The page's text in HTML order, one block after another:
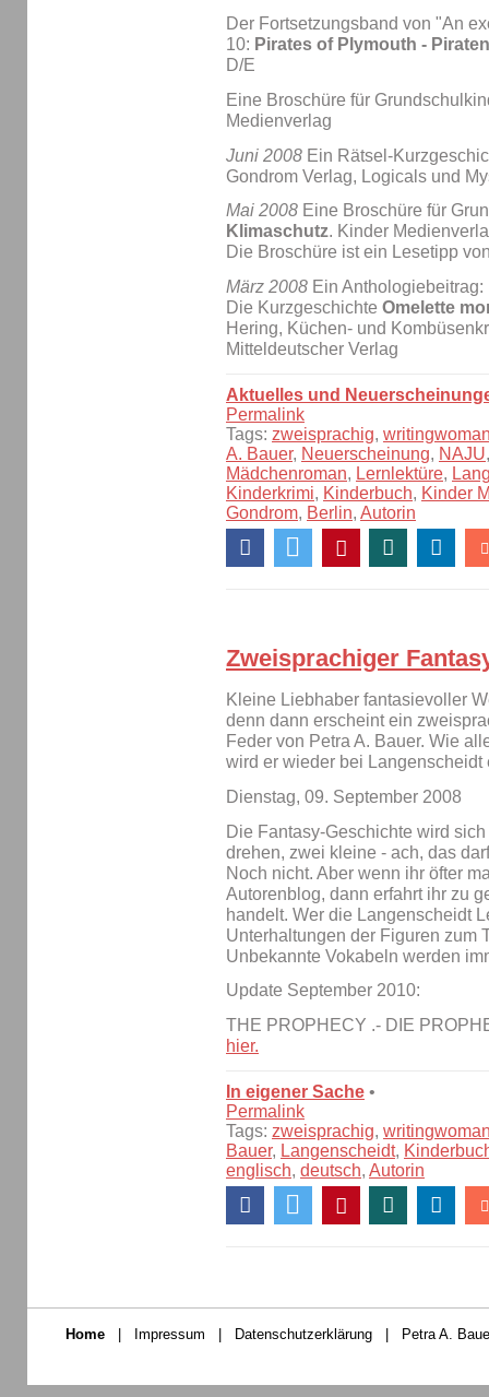
Der Fortsetzungsband von "An
10: Pirates of Plymouth -
D/E
Eine Broschüre für
Medienverlag
Juni 2008 Ein Rätsel-
Gondrom Verlag, Logicals und
Mai 2008 Eine Broschüre für
Klimaschutz. Kinder
Die Broschüre ist ein Lesetipp
März 2008 Ein Anthologiebeitrag:
Die Kurzgeschichte Omelette
Hering, Küchen- und
Mitteldeutscher Verlag
Aktuelles und
Permalink
Tags: zweisprachig,
A. Bauer, Neuerscheinung, NAJU
Mädchenroman, Lernlektüre,
Kinderkrimi, Kinderbuch, Kinder
Gondrom, Berlin, Autorin
Zweisprachiger
Kleine Liebhaber fantasievoller
denn dann erscheint ein
Feder von Petra A. Bauer. Wie
wird er wieder bei Langenscheidt
Dienstag, 09. September 2008
Die Fantasy-Geschichte wird
drehen, zwei kleine - ach, das
Noch nicht. Aber wenn ihr öfter
Autorenblog, dann erfahrt ihr zu
handelt. Wer die Langenscheidt
Unterhaltungen der Figuren zum
Unbekannte Vokabeln werden
Update September 2010:
THE PROPHECY .- DIE
hier.
In eigener Sache •
Permalink
Tags: zweisprachig,
Bauer, Langenscheidt,
englisch, deutsch, Autorin
Home Impressum Datenschutzerklärung Petra A.